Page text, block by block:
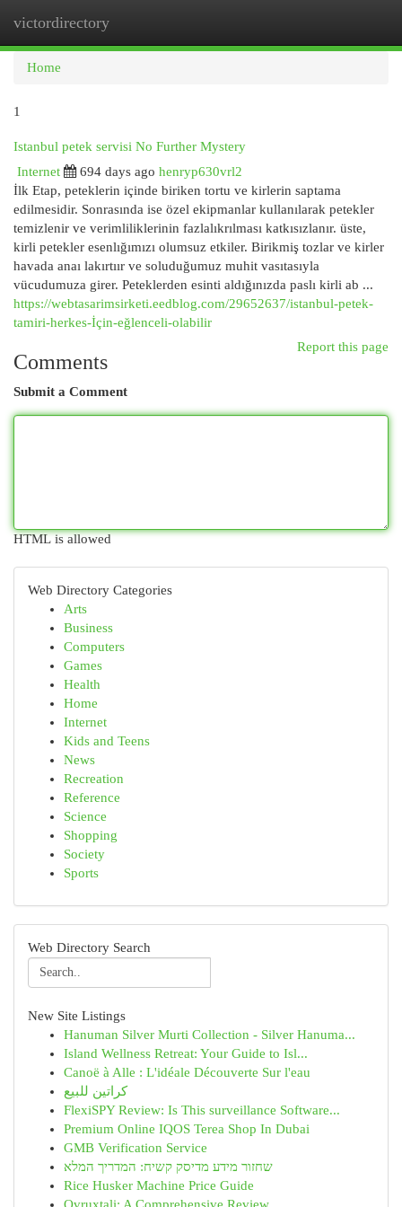
victordirectory
Home
1
Istanbul petek servisi No Further Mystery
Internet
694 days ago henryp630vrl2
İlk Etap, peteklerin içinde biriken tortu ve kirlerin saptama
edilmesidir. Sonrasında ise özel ekipmanlar kullanılarak petekler
temizlenir ve verimliliklerinin fazlalıkrılması katkısızlanır. üste,
kirli petekler esenlığımızı olumsuz etkiler. Birikmiş tozlar ve kirler
havada anaı lakırtıır ve soluduğumuz muhit vasıtasıyla
vücudumuza girer. Peteklerden esinti aldığınızda paslı kirli ab ...
https://webtasarimsirketi.eedblog.com/29652637/istanbul-petek-
tamiri-herkes-İçin-eğlenceli-olabilir
Report this page
Comments
Submit a Comment
HTML is allowed
Web Directory Categories
Arts
Business
Computers
Games
Health
Home
Internet
Kids and Teens
News
Recreation
Reference
Science
Shopping
Society
Sports
Web Directory Search
New Site Listings
Hanuman Silver Murti Collection - Silver Hanuma...
Island Wellness Retreat: Your Guide to Isl...
Canoë à Alle : L'idéale Découverte Sur l'eau
كراتين للبيع
FlexiSPY Review: Is This surveillance Software...
Premium Online IQOS Terea Shop In Dubai
GMB Verification Service
שחזור מידע מדיסק קשיח: המדריך המלא
Rice Husker Machine Price Guide